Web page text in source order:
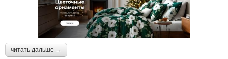
читать дальше →